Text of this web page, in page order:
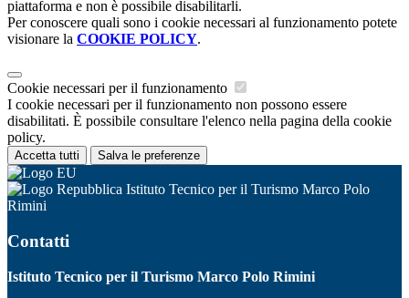
piattaforma e non è possibile disabilitarli.
Per conoscere quali sono i cookie necessari al funzionamento potete
visionare la COOKIE POLICY.
Cookie necessari per il funzionamento
I cookie necessari per il funzionamento non possono essere
disabilitati. È possibile consultare l'elenco nella pagina della cookie
policy.
Accetta tutti Salva le preferenze
Istituto Tecnico per il Turismo Marco Polo
Rimini
Contatti
Istituto Tecnico per il Turismo Marco Polo Rimini